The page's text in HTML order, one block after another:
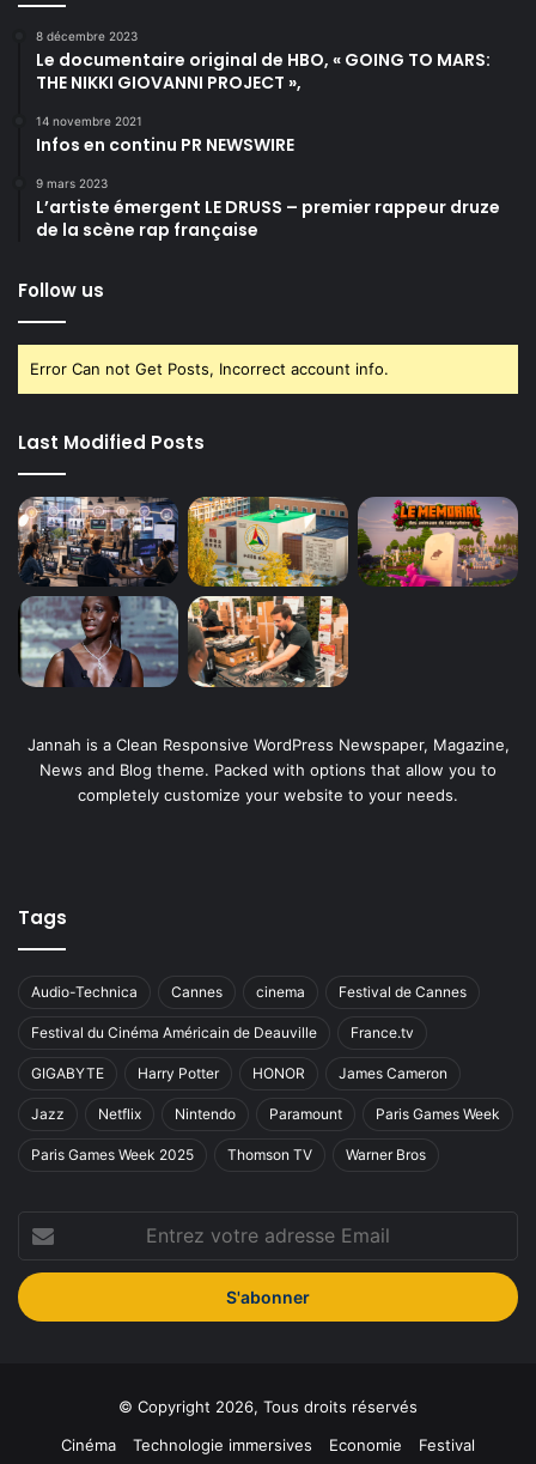
8 décembre 2023
Le documentaire original de HBO, « GOING TO MARS:
THE NIKKI GIOVANNI PROJECT »,
14 novembre 2021
Infos en continu PR NEWSWIRE
9 mars 2023
L’artiste émergent LE DRUSS – premier rappeur druze
de la scène rap française
Follow us
Error Can not Get Posts, Incorrect account info.
Last Modified Posts
Jannah is a Clean Responsive WordPress Newspaper, Magazine,
News and Blog theme. Packed with options that allow you to
completely customize your website to your needs.
Tags
Audio-Technica Cannes cinema Festival de Cannes
Festival du Cinéma Américain de Deauville France.tv
GIGABYTE Harry Potter HONOR James Cameron
Jazz Netflix Nintendo Paramount Paris Games Week
Paris Games Week 2025 Thomson TV Warner Bros
votre
adresse
Email
© Copyright 2026, Tous droits réservés
Cinéma
Technologie immersives Economie Festival